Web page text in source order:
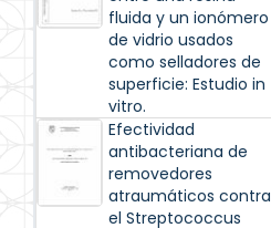
fluida y un ionómero
de vidrio usados
como selladores de
superficie: Estudio in
vitro.
Efectividad
antibacteriana de
removedores
atraumáticos contra
el Streptococcus